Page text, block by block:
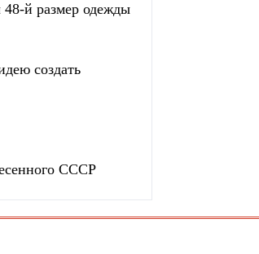
й размер одежды
создать
СССР